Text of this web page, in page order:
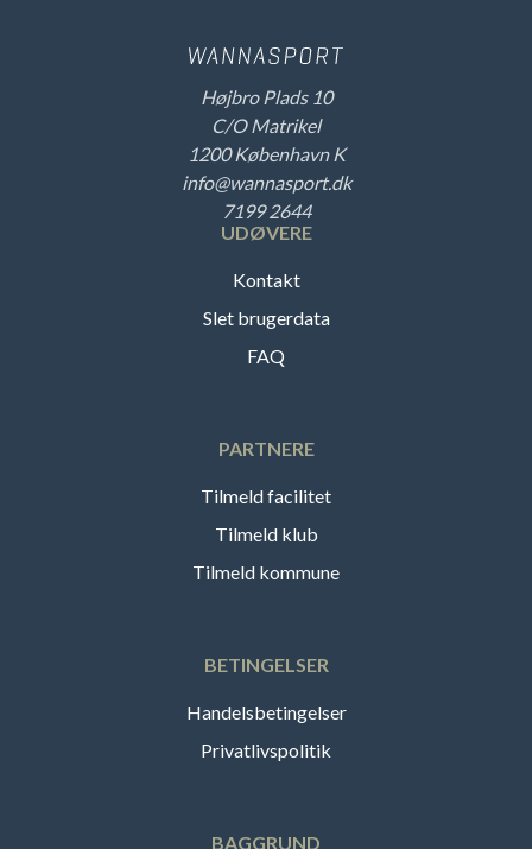
Højbro Plads 10
C/O Matrikel
1200 København K
info@wannasport.dk
7199 2644
UDØVERE
Kontakt
Slet brugerdata
FAQ
PARTNERE
Tilmeld facilitet
Tilmeld klub
Tilmeld kommune
BETINGELSER
Handelsbetingelser
Privatlivspolitik
BAGGRUND